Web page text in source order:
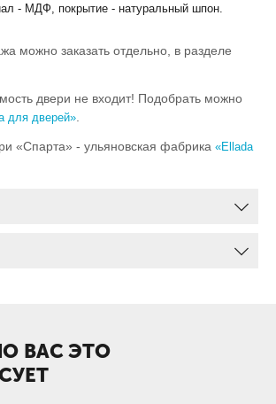
- МДФ, покрытие - натуральный шпон.
можно заказать отдельно, в разделе
двери не входит! Подобрать можно
для дверей»
«Спарта» - ульяновская фабрика «Ellada
ВАС ЭТО